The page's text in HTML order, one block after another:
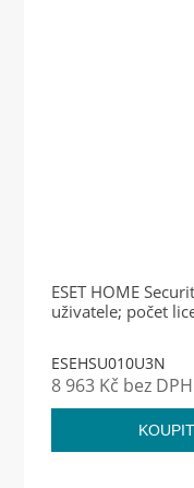
ESET HOME
uživatele; počet
ESEHSU010U3N
8 963 Kč bez DPH
KOUPIT